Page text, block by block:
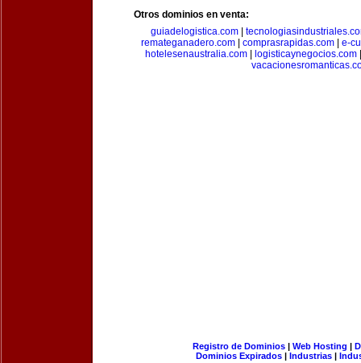
Otros dominios en venta:
guiadelogistica.com|
remateganadero.com
comprasrapidas.com
e-
hotelesenaustralia.com| logisticaynegocios.com
Registro de Dominios| Web Hosting |
Dominios Expirados | Industrias |